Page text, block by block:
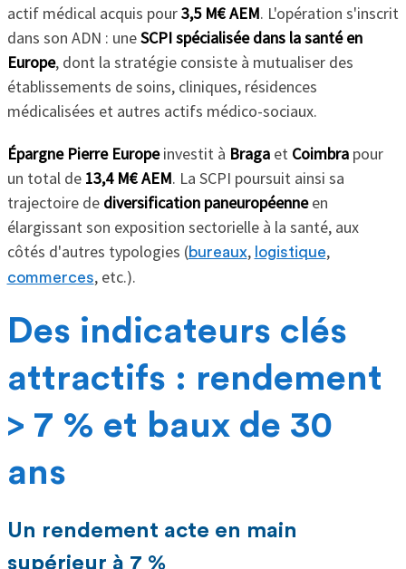
actif médical acquis pour3,5 M€ AEM. L'opération s'inscrit
dans son ADN : uneSCPI spécialisée dans la santé en
Europe, dont la stratégie consiste à mutualiser des
établissements de soins, cliniques, résidences
médicalisées et autres actifs médico-sociaux.
Épargne Pierre Europeinvestit à Braga et Coimbra pour
un total de 13,4 M€ AEM. La SCPI poursuit ainsi sa
trajectoire de diversification paneuropéenneen
élargissant son exposition sectorielle à la santé, aux
côtés d'autres typologies (bureaux, logistique,
commerces, etc.).
Des indicateurs clés
attractifs : rendement
> 7 % et baux de 30
ans
Un rendement acte en main
supérieur à 7 %